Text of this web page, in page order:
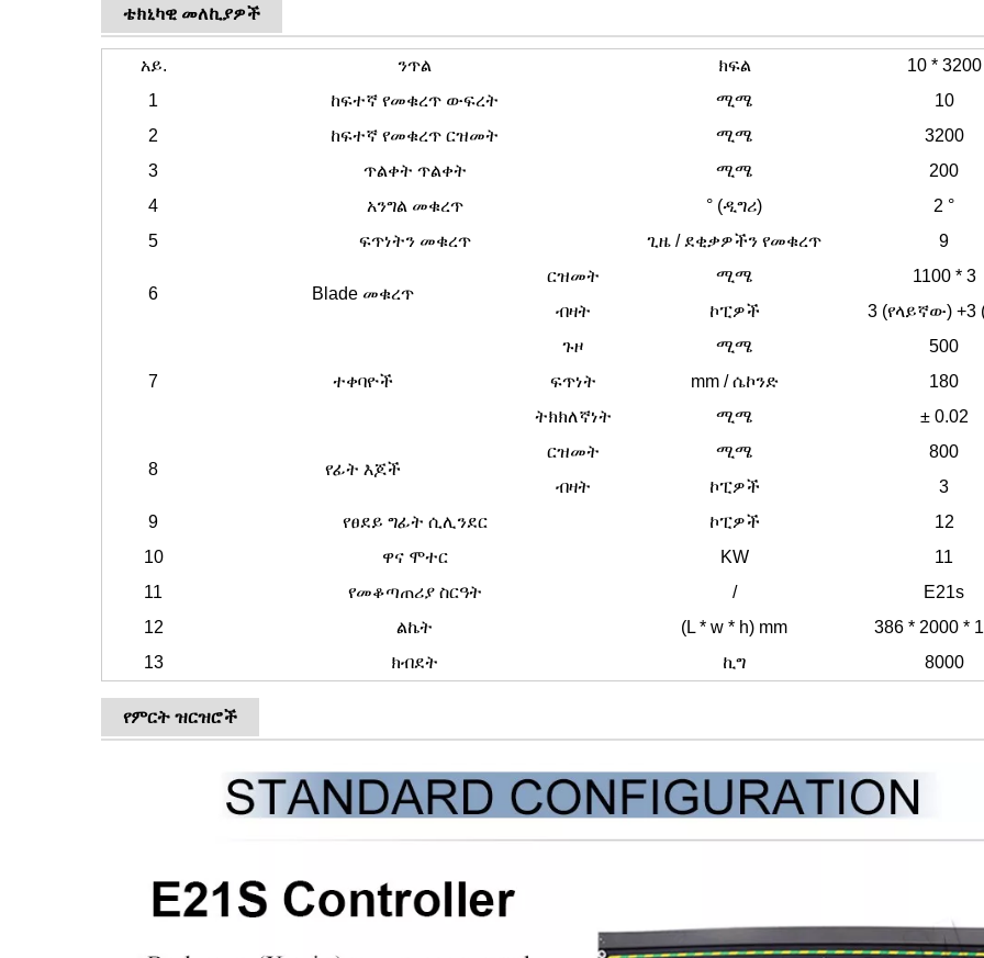
ቴክኒካዊ መለኪያዎች
አይ. ንጥል ክፍል
10 * 3200
1
ከፍተኛ የመቁረጥ ውፍረት ሚሜ
10
2
ከፍተኛ የመቁረጥ ርዝመት ሚሜ
3200
3
ጥልቀት ጥልቀት ሚሜ
200
4
አንግል መቁረጥ ° (ዲግሪ)
2 °
5
ፍጥነትን መቁረጥ ጊዜ / ደቂቃዎችን የመቁረጥ 9
6 Blade መቁረጥ
ርዝመት ሚሜ
1100 * 3
ብዛት
ኮፒዎች 3 (የላይኛው) +3
7 ተቀባዮች
ጉዞ ሚሜ
500
ፍጥነት
mm / ሴኮንድ
180
ትክክለኛነት
ሚሜ ± 0.02
8 የፊት እጆች
ርዝመት ሚሜ
800
ብዛት
ኮፒዎች
3
9
የፀደይ ግፊት ሲሊንደር ኮፒዎች
12
10
ዋና ሞተር KW
11
11
የመቆጣጠሪያ ስርዓት /
E21s
12
ልኬት (L * w * h) mm
386 * 2000 *
13
ክብደት ኪግ 8000
የምርት ዝርዝሮች